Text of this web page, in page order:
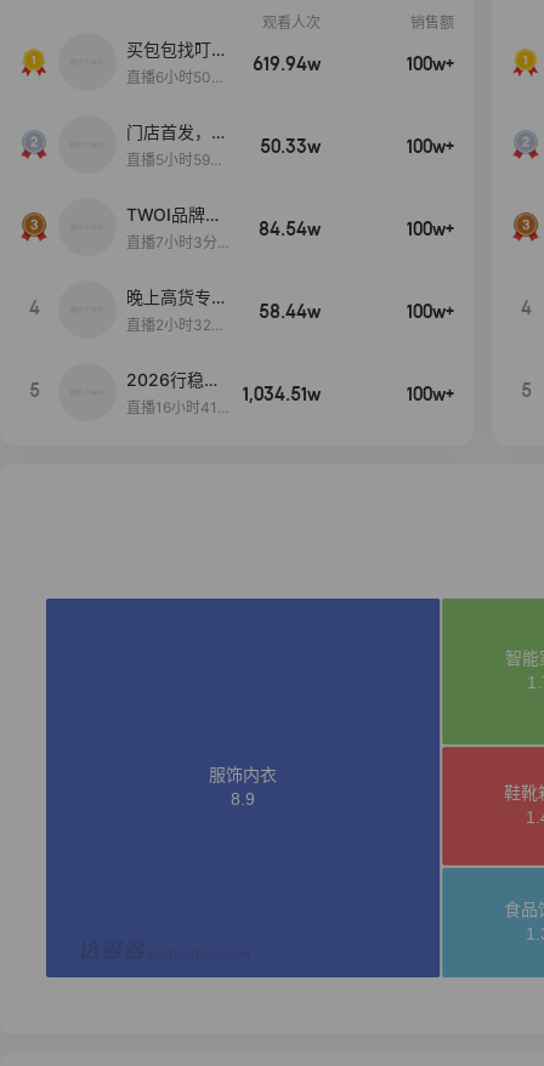
观看人次 销售额
买包包找叮
当,一折购！
直播6小时50分
619.94w 100w+
门店首发，秋
款大上新！！
直播5小时59分
50.33w 100w+
TWOI品牌直
播间新款上
直播7小时3分5
84.54w 100w+
4
晚上高货专场
大放漏
直播2小时32分
58.44w 100w+
5
2026行稳致
远
直播16小时41
1,034.51w 100w+
4
5